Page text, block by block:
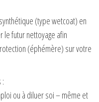
(type wetcoat) en
le futur nettoyage afin
(éphémère) sur votre
:
ou à diluer soi – même et